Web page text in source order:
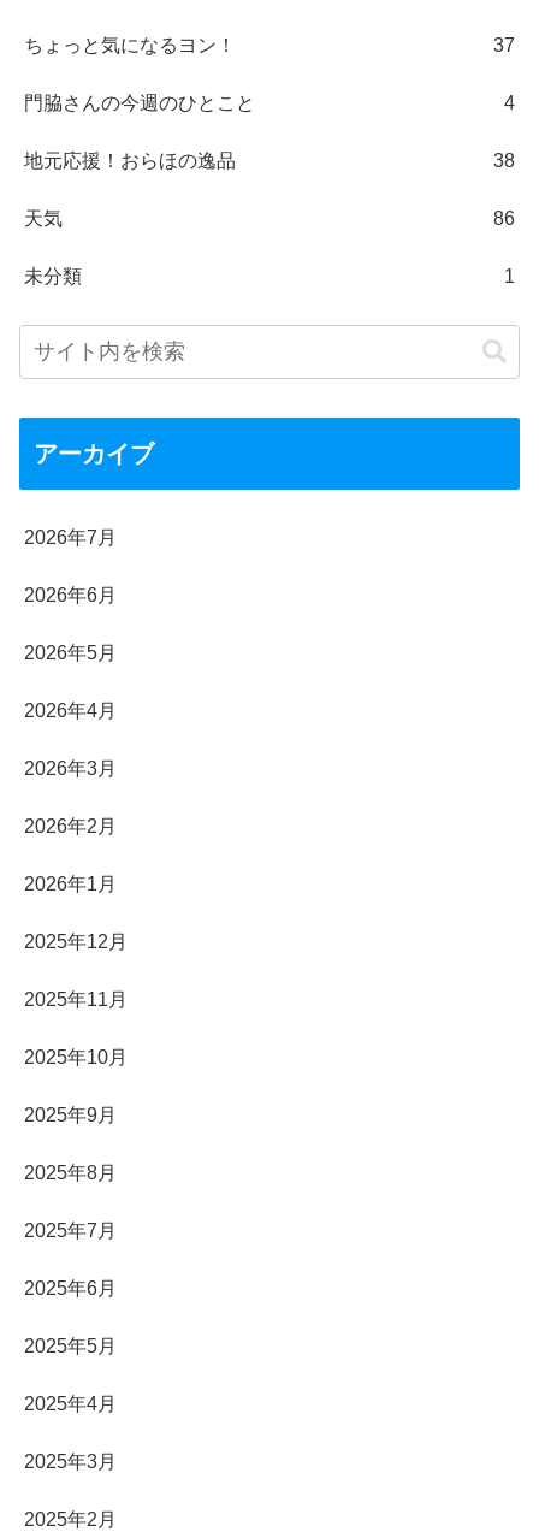
ちょっと気になるヨン！ 37
門脇さんの今週のひとこと 4
地元応援！おらほの逸品 38
天気 86
未分類 1
アーカイブ
2026年7月
2026年6月
2026年5月
2026年4月
2026年3月
2026年2月
2026年1月
2025年12月
2025年11月
2025年10月
2025年9月
2025年8月
2025年7月
2025年6月
2025年5月
2025年4月
2025年3月
2025年2月